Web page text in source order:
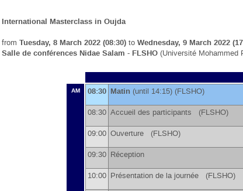
International Masterclass in Oujda
from Tuesday, 8 March 2022 (08:30) to Wednesday, 9 March 2022
Salle de conférences Nidae Salam - FLSHO (Université Mohammed
AM 08:30 Matin (until 14:15) (FLSHO)
08:30 Accueil des participants (FLSHO)
09:00 Ouverture (FLSHO)
09:30 Réception
10:00 Présentation de la journée (FLSHO)